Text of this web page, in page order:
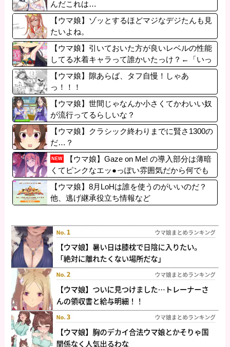
んだこれは…
【ウマ娘】ゾッとするほどマジなデジたんも見
たいよね。
【ウマ娘】引いておいた方が良いレベルの性能
してる水着キャラって誰かいたっけ？←「いっ
ぱいいるぞ」
【ウマ娘】隙あらば、タフ自慢！しゃあ
っ！！！
【ウマ娘】世間じゃなんか小さくてかわいい奴
が流行ってるらしいな？
【ウマ娘】クラシック終わりまでに賢さ1300の
だ…？
NEW
【ウマ娘】Gaze on Me! の導入部分は薄暗
くてピンクなエッ●っぽい雰囲気だから何でも
叡智に見えるよね。
【ウマ娘】8月LoHは誰を使うのがいいのだ？
他、逃げ継承役立ち情報など